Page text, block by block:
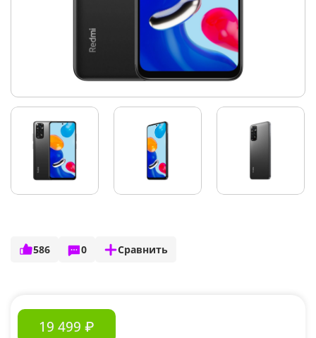
586 0 Сравнить
19 499 ₽